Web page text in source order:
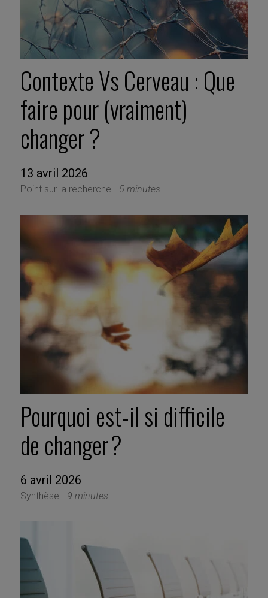
Contexte Vs Cerveau : Que
faire pour (vraiment)
changer ?
13 avril 2026
Point sur la recherche - 5 minutes
Pourquoi est-il si difficile
de changer ?
6 avril 2026
Synthèse - 9 minutes